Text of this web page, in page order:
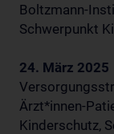
Boltzmann-
Schwerpunkt
24. März 2025
Ärzt*innen-
Kinderschutz,